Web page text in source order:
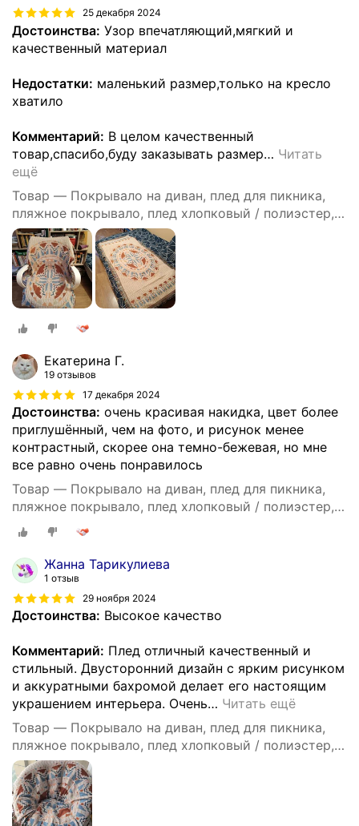
25 декабря 2024
Достоинства: Узор впечатляющий,мягкий и
качественный материал
Недостатки: маленький размер,только на кресло
хватило
Комментарий: В целом качественный
товар,спасибо,буду заказывать размер… Читать
ещё
Товар — Покрывало на диван, плед для пикника,
пляжное покрывало, плед хлопковый / полиэстер,
современное покрывало для дивана в стиле INS с
цвета Моранди, размер 90X180
Екатерина Г.
19 отзывов
17 декабря 2024
Достоинства: очень красивая накидка, цвет более
приглушённый, чем на фото, и рисунок менее
контрастный, скорее она темно-бежевая, но мне
все равно очень понравилось
Товар — Покрывало на диван, плед для пикника,
пляжное покрывало, плед хлопковый / полиэстер,
современное покрывало для дивана в стиле INS с
цвета Моранди, размер 90X180
Жанна Тарикулиева
1 отзыв
29 ноября 2024
Достоинства: Высокое качество
Комментарий: Плед отличный качественный и
стильный. Двусторонний дизайн с ярким рисунком
и аккуратными бахромой делает его настоящим
украшением интерьера. Очень… Читать ещё
Товар — Покрывало на диван, плед для пикника,
пляжное покрывало, плед хлопковый / полиэстер,
современное покрывало для дивана в стиле INS с
цвета Моранди, размер 90X180